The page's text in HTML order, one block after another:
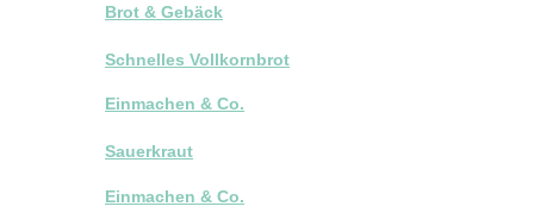
Brot & Gebäck
Schnelles Vollkornbrot
Einmachen & Co.
Sauerkraut
Einmachen & Co.